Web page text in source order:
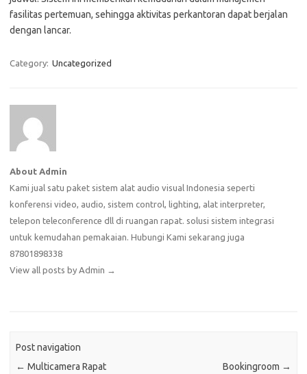
fasilitas pertemuan, sehingga aktivitas perkantoran dapat berjalan
dengan lancar.
Category: Uncategorized
About Admin
Kami jual satu paket sistem alat audio visual Indonesia seperti
konferensi video, audio, sistem control, lighting, alat interpreter,
telepon teleconference dll di ruangan rapat. solusi sistem integrasi
untuk kemudahan pemakaian. Hubungi Kami sekarang juga
87801898338
View all posts by Admin →
Post navigation
← Multicamera Rapat Bookingroom →